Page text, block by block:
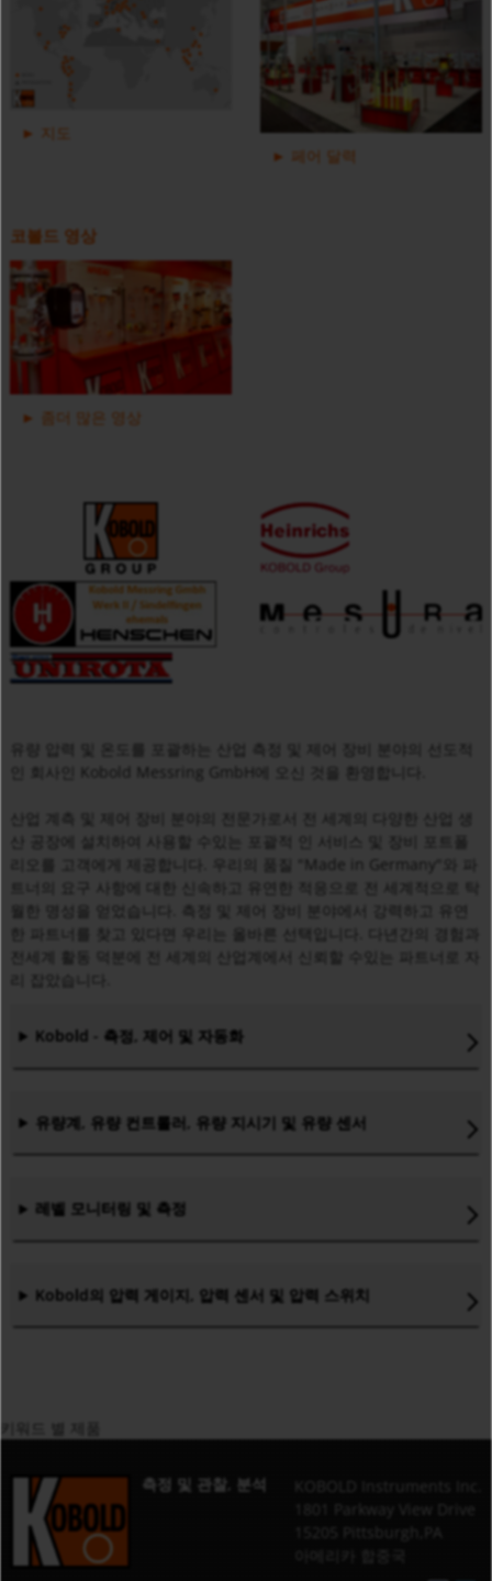
삽입식 저항 온도계 - 플로그온 디스플레이 포함 MMA
기체용 열식 질량 유량계 - KEC
지도
페어 달력
코볼드 영상
좀더 많은 영상
유량 압력 및 온도를 포괄하는 산업 측정 및 제어 장비 분야의 선도적
인 회사인 Kobold Messring GmbH에 오신 것을 환영합니다.
산업 계측 및 제어 장비 분야의 전문가로서 전 세계의 다양한 산업 생
산 공장에 설치하여 사용할 수있는 포괄적 인 서비스 및 장비 포트폴
리오를 고객에게 제공합니다. 우리의 품질 "Made in Germany"와 파
트너의 요구 사항에 대한 신속하고 유연한 적응으로 전 세계적으로 탁
월한 명성을 얻었습니다. 측정 및 제어 장비 분야에서 강력하고 유연
한 파트너를 찾고 있다면 우리는 올바른 선택입니다. 다년간의 경험과
전세계 활동 덕분에 전 세계의 산업계에서 신뢰할 수있는 파트너로 자
리 잡았습니다.
Kobold - 측정, 제어 및 자동화
유량계, 유량 컨트롤러, 유량 지시기 및 유량 센서
레벨 모니터링 및 측정
Kobold의 압력 게이지, 압력 센서 및 압력 스위치
키워드 별 제품
측정 및 관찰, 분석